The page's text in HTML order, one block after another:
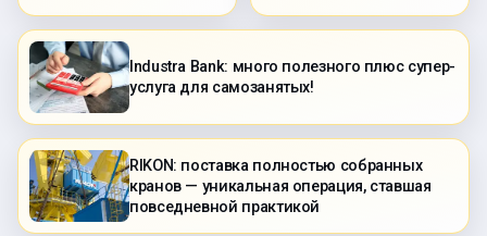
Industra Bank: много полезного плюс супер-
услуга для самозанятых!
RIKON: поставка полностью собранных
кранов — уникальная операция, ставшая
повседневной практикой